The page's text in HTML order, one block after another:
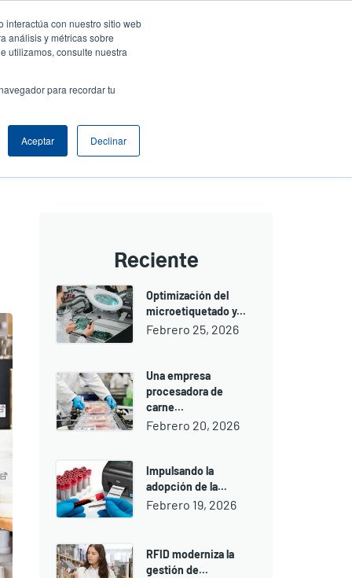
interactúa con nuestro sitio web
análisis y métricas sobre
utilizamos, consulte nuestra
para recordar tu
Aceptar Declinar
User
Iniciar sesión / Registrarse
Header
Reciente
Optimización del
microetiquetado y...
Febrero 25, 2026
Una empresa
procesadora de
carne...
Febrero 20, 2026
Impulsando la
adopción de la...
Febrero 19, 2026
RFID moderniza la
gestión de...